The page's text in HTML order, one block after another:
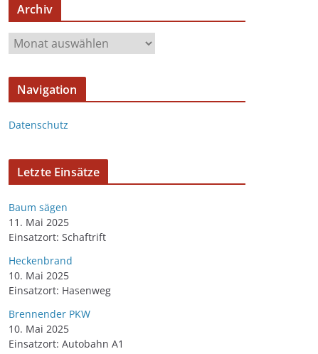
Archiv
Navigation
Datenschutz
Letzte Einsätze
Baum sägen
11. Mai 2025
Einsatzort: Schaftrift
Heckenbrand
10. Mai 2025
Einsatzort: Hasenweg
Brennender PKW
10. Mai 2025
Einsatzort: Autobahn A1